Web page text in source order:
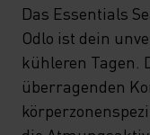
Das Essentials
Odlo ist dein
kühleren Tagen.
überragenden